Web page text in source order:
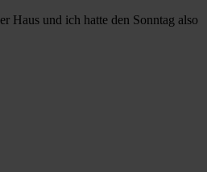
Haus und ich hatte den Sonntag also